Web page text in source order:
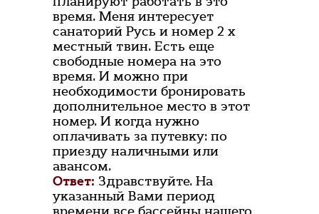
время. Меня интересует
санаторий Русь и номер 2 х
местный твин. Есть еще
свободные номера на это
время. И можно при
необходимости бронировать
дополнительное место в этот
номер. И когда нужно
оплачивать за путевку: по
приезду наличными или
авансом.
Ответ: Здравствуйте. На
указанный Вами период